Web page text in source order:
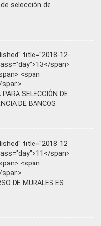
selección de
title="2018-12-
span>
<span
span>
SELECCIÓN DE
DE BANCOS
title="2018-12-
span>
<span
span>
DE MURALES ES